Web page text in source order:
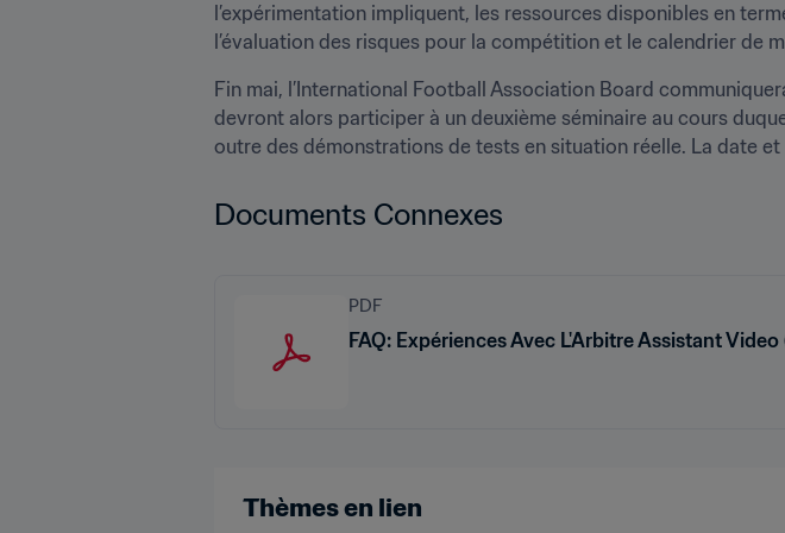
l’expérimentation impliquent, les ressources disponibles en
l’évaluation des risques pour la compétition et le calendrier de
Fin mai, l’International Football Association Board
devront alors participer à un deuxième séminaire au cours
outre des démonstrations de tests en situation réelle. La date
Documents Connexes
PDF
FAQ: Expériences Avec L'Arbitre Assistant
Thèmes en lien